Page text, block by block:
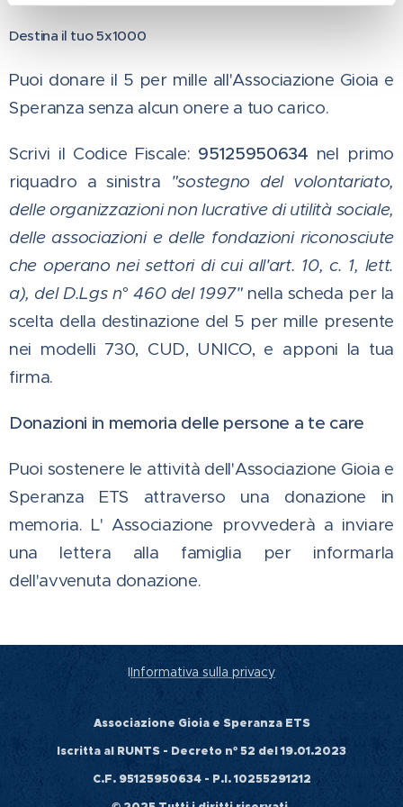
Destina il tuo 5x1000
Puoi donare il 5 per mille all'Associazione Gioia e
Speranza senza alcun onere a tuo carico.
Scrivi il Codice Fiscale: 95125950634 nel primo
riquadro a sinistra "sostegno del volontariato,
delle organizzazioni non lucrative di utilità sociale,
delle associazioni e delle fondazioni riconosciute
che operano nei settori di cui all'art. 10, c. 1, lett.
a), del D.Lgs n° 460 del 1997"nella scheda per la
scelta della destinazione del 5 per mille presente
nei modelli 730, CUD, UNICO, e apponi la tua
firma.
Donazioni in memoria delle persone a te care
Puoi sostenere le attività dell'Associazione Gioia e
Speranza ETS attraverso una donazione in
memoria. L' Associazione provvederà a inviare
una lettera alla famiglia per informarla
dell'avvenuta donazione.
IInformativa sulla privacy
Associazione Gioia e Speranza ETS
Iscritta al RUNTS - Decreto n° 52 del 19.01.2023
C.F. 95125950634 - P.I. 10255291212